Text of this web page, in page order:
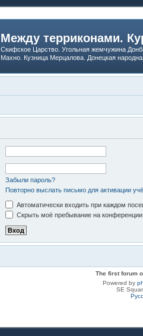
Между терриконами.
Скифское Царство. Угольная жемчужина
Махно. Кузница Мерцалова. Донецкая
Забыли пароль?
Повторно выслать письмо для активации
Автоматически входить при каждом
Скрыть моё пребывание на конференции
The first forum
Powered by
SE